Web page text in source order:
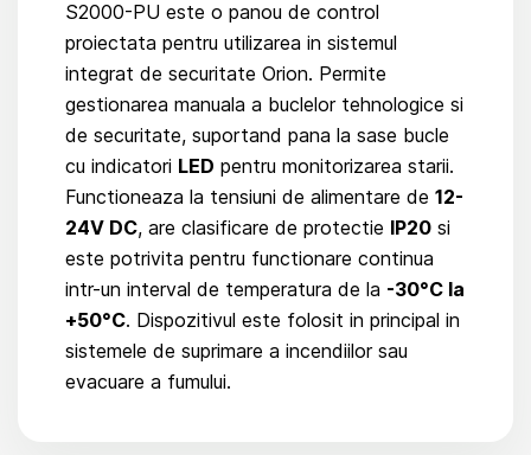
S2000-PU este o panou de control
proiectata pentru utilizarea in sistemul
integrat de securitate Orion. Permite
gestionarea manuala a buclelor tehnologice si
de securitate, suportand pana la sase bucle
cu indicatori LED pentru monitorizarea starii.
Functioneaza la tensiuni de alimentare de 12-
24V DC, are clasificare de protectie IP20 si
este potrivita pentru functionare continua
intr-un interval de temperatura de la -30°C la
+50°C. Dispozitivul este folosit in principal in
sistemele de suprimare a incendiilor sau
evacuare a fumului.